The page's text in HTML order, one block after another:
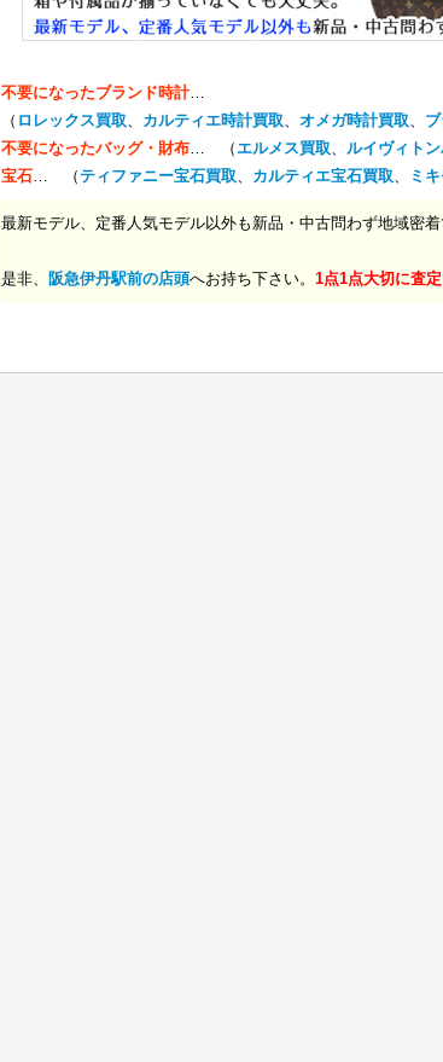
不要になったブランド時計…
（ ロレックス買取、 カルティエ時計買取、 オメガ時計買取、
不要になったバッグ・財布… （ エルメス買取、 ルイヴィト
宝石… （ティファニー宝石買取、 カルティエ宝石買取、 ミ
最新モデル、定番人気モデル以外も新品・中古問わず地域密
是非、 阪急伊丹駅前の店頭へお持ち下さい。 1点1点大切に査定